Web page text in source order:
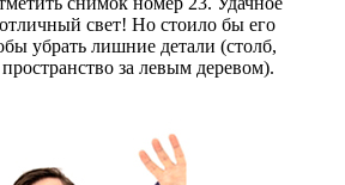
свет! Но стоило бы его
убрать лишние детали (столб,
за левым деревом).